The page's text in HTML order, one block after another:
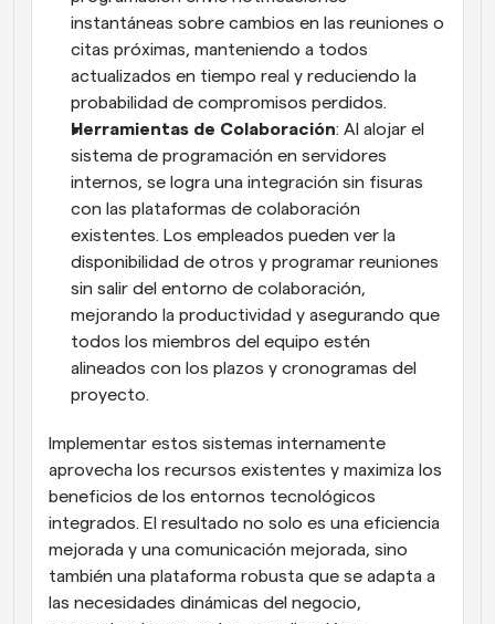
instantáneas sobre cambios en las reuniones o
citas próximas, manteniendo a todos
actualizados en tiempo real y reduciendo la
probabilidad de compromisos perdidos.
Herramientas de Colaboración: Al alojar el
sistema de programación en servidores
internos, se logra una integración sin fisuras
con las plataformas de colaboración
existentes. Los empleados pueden ver la
disponibilidad de otros y programar reuniones
sin salir del entorno de colaboración,
mejorando la productividad y asegurando que
todos los miembros del equipo estén
alineados con los plazos y cronogramas del
proyecto.
Implementar estos sistemas internamente
aprovecha los recursos existentes y maximiza los
beneficios de los entornos tecnológicos
integrados. El resultado no solo es una eficiencia
mejorada y una comunicación mejorada, sino
también una plataforma robusta que se adapta a
las necesidades dinámicas del negocio,